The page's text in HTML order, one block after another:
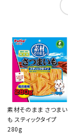
素材そのまま さつまい
も スティックタイプ
280g